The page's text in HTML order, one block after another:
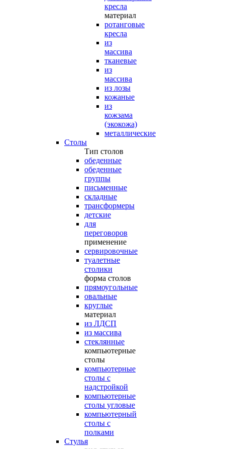
кресла
материал
ротанговые
кресла
из
массива
тканевые
из
массива
из лозы
кожаные
из
кожзама
(экокожа)
металлические
Столы
Тип столов
обеденные
обеденные
группы
письменные
складные
трансформеры
детские
для
переговоров
применение
сервировочные
туалетные
столики
форма столов
прямоугольные
овальные
круглые
материал
из ЛДСП
из массива
стеклянные
компьютерные
столы
компьютерные
столы с
надстройкой
компьютерные
столы угловые
компьютерный
столы с
полками
Стулья